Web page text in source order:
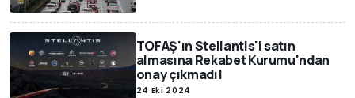
TOFAŞ'ın Stellantis'i satın
almasına Rekabet Kurumu'ndan
onay çıkmadı!
24 Eki 2024